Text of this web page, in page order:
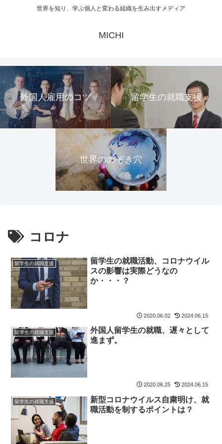
世界を知り、学ぶ個人と変わる組織を生み出すメディア
MICHI
外国人雇用のコツ 留学生の就職支援
世界ののぞき穴
コロナ
留学生の就職支援
留学生の就職活動、コロナウイル
スの影響は実際どうなの
か・・・？
2020.06.02 2024.06.15
留学生の就職支援
外国人留学生の就職、遅々として
進まず。
2020.06.25 2024.06.15
留学生の就職支援
新型コロナウイルス自粛明け、就
職活動を制するポイントは？